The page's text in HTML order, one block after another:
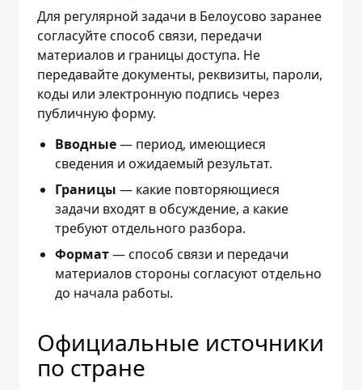
Для регулярной задачи в Белоусово заранее
согласуйте способ связи, передачи
материалов и границы доступа. Не
передавайте документы, реквизиты, пароли,
коды или электронную подпись через
публичную форму.
Вводные — период, имеющиеся
сведения и ожидаемый результат.
Границы — какие повторяющиеся
задачи входят в обсуждение, а какие
требуют отдельного разбора.
Формат — способ связи и передачи
материалов стороны согласуют отдельно
до начала работы.
Официальные источники
по стране